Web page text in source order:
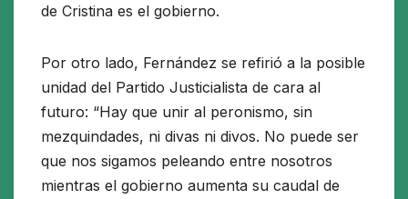
de Cristina es el gobierno.
Por otro lado, Fernández se refirió a la posible
unidad del Partido Justicialista de cara al
futuro: “Hay que unir al peronismo, sin
mezquindades, ni divas ni divos. No puede ser
que nos sigamos peleando entre nosotros
mientras el gobierno aumenta su caudal de